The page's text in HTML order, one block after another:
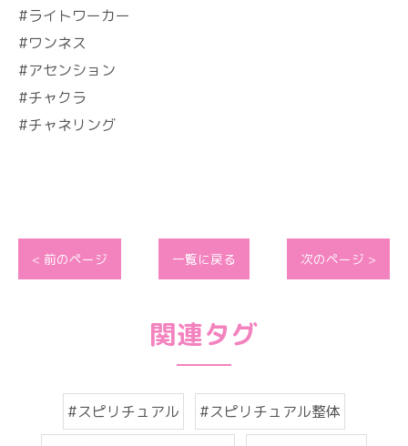
#ライトワーカー
#ワンネス
#アセンション
#チャクラ
#チャネリング
< 前のページ 一覧に戻る 次のページ >
関連タグ
#スピリチュアル #スピリチュアル整体